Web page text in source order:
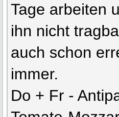
Tage arbeiten
ihn nicht
auch schon
immer.
Do + Fr -